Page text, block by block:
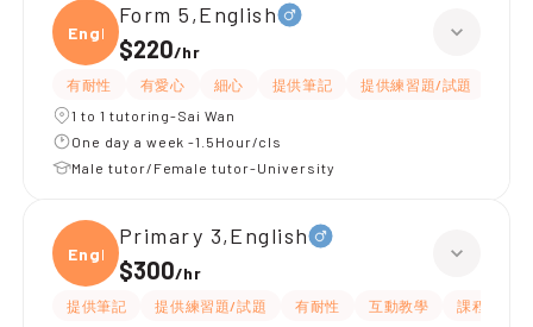
Engli
Form 5,English
$220/hr
有耐性 有愛心 細心 提供筆記 提供練習題/試題
1 to 1 tutoring-Sai Wan
One day a week -1.5Hour/cls
Male tutor/Female tutor-University
Engli
Primary 3,English
$300/hr
提供筆記 提供練習題/試題 有耐性 互動教學
課程設計